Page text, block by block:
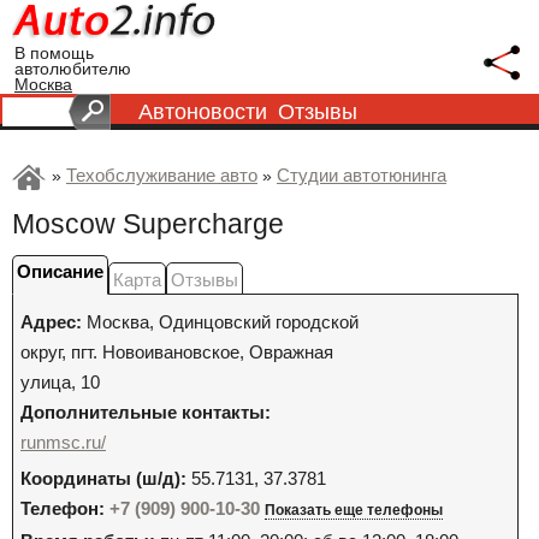
В помощь
автолюбителю
Москва
Автоновости Отзывы
» Техобслуживание авто » Студии автотюнинга
Moscow Supercharge
Описание Карта Отзывы
Адрес: Москва, Одинцовский городской
округ, пгт. Новоивановское, Овражная
улица, 10
Дополнительные контакты:
runmsc.ru/
Координаты (ш/д): 55.7131, 37.3781
Телефон: +7 (909) 900-10-30 Показать еще телефоны